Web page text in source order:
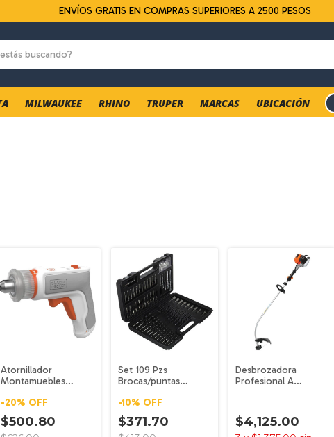
ENVÍOS GRATIS EN COMPRAS SUPERIORES A 2500 PESOS
MILWAUKEE RHINO TRUPER MARCAS UBICACIÓN
Atornillador
Montamuebles
Dewalt
-20% OFF
$500.80
Set 109 Pzs
Brocas/puntas
Bda91109
Black+decker
-10% OFF
$371.70
Desbrozadora
Profesional A
$4,125.00